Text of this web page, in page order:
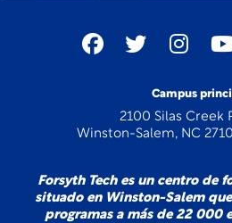
Campus
2100 Silas Creek
Winston-Salem, NC
Forsyth Tech es un centro de
situado en Winston-Salem
programas a más de 22 000